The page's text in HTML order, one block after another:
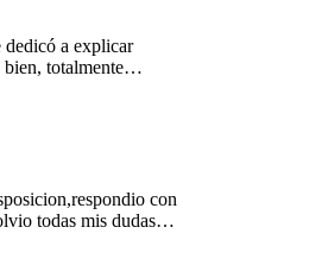
dedicó a explicar
totalmente
con
todas mis dudas y
100%